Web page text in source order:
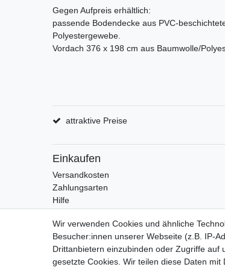
Gegen Aufpreis erhältlich:
passende Bodendecke aus PVC-
Polyestergewebe.
Vordach 376 x 198 cm aus Baumwolle/
attraktive Preise
Einkaufen
Versandkosten
Zahlungsarten
Hilfe
Wir verwenden Cookies und ähnliche
Besucher:innen unserer Webseite (z.B. IP-
Drittanbietern einzubinden oder Zugriffe auf
gesetzte Cookies. Wir teilen diese Daten